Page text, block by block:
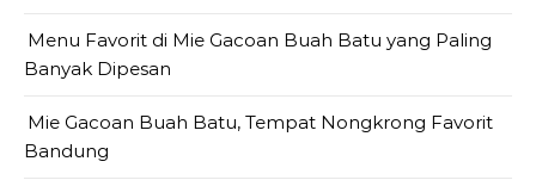
Menu Favorit di Mie Gacoan Buah Batu yang Paling
Banyak Dipesan
Mie Gacoan Buah Batu, Tempat Nongkrong Favorit
Bandung